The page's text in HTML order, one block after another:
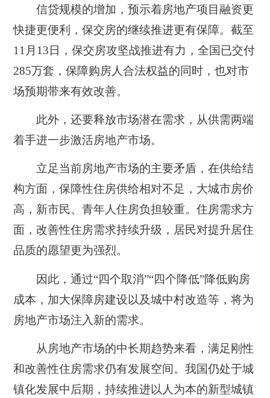
信贷规模的增加，预示着房地产项目融资更
快捷更便利，保交房的继续推进更有保障。截至
11月13日，保交房攻坚战推进有力，全国已交付
285万套，保障购房人合法权益的同时，也对市
场预期带来有效改善。
此外，还要释放市场潜在需求，从供需两端
着手进一步激活房地产市场。
立足当前房地产市场的主要矛盾，在供给结
构方面，保障性住房供给相对不足，大城市房价
高，新市民、青年人住房负担较重。住房需求方
面，改善性住房需求持续升级，居民对提升居住
品质的愿望更为强烈。
因此，通过“四个取消”“四个降低”降低购房
成本，加大保障房建设以及城中村改造等，将为
房地产市场注入新的需求。
从房地产市场的中长期趋势来看，满足刚性
和改善性住房需求仍有发展空间。我国仍处于城
镇化发展中后期，持续推进以人为本的新型城镇